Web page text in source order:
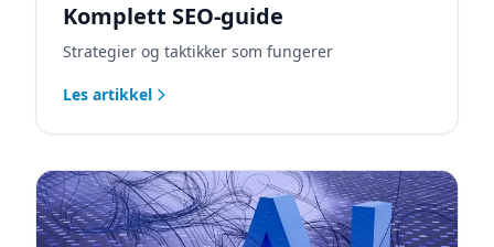
Komplett SEO-guide
Strategier og taktikker som fungerer
Les artikkel